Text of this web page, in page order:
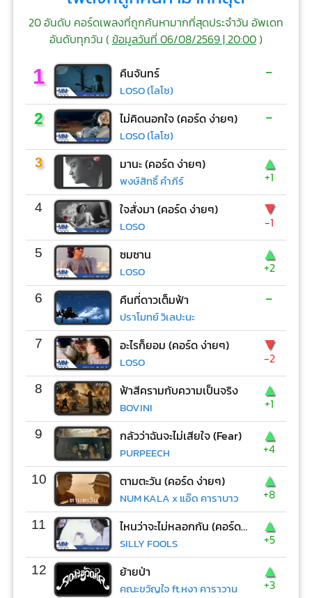
20 อันดับ คอร์ดเพลงที่ถูกค้นหามากที่สุดประจำวัน อัพเดท
อันดับทุกวัน (ข้อมูลวันที่ 06/08/2569 | 20:00)
1 คืนจันทร์
LOSO (โลโซ)
-
2 ไม่คิดนอกใจ (คอร์ด ง่ายๆ)
LOSO (โลโซ)
-
3 มานะ (คอร์ด ง่ายๆ)
พงษ์สิทธิ์ คำภีร์
▲
+1
4 ใจสั่งมา (คอร์ด ง่ายๆ)
LOSO
▼
-1
5 ซมซาน
LOSO
▲
+2
6 คืนที่ดาวเต็มฟ้า
ปราโมทย์ วิเลปะนะ
-
7 อะไรก็ยอม (คอร์ด ง่ายๆ)
LOSO
▼
-2
8 ฟ้าสีครามกับความเป็นจริง
BOVINI
▲
+1
9 กลัวว่าฉันจะไม่เสียใจ (Fear)
PURPEECH
▲
+4
10 ตามตะวัน (คอร์ด ง่ายๆ)
NUM KALA x แอ๊ด คาราบาว
▲
+8
11 ไหนว่าจะไม่หลอกกัน (คอร์ด ง่ายๆ)
SILLY FOOLS
▲
+5
12 ย้ายป่า
คณะขวัญใจ ft.หงา คาราวาน
▲
+3